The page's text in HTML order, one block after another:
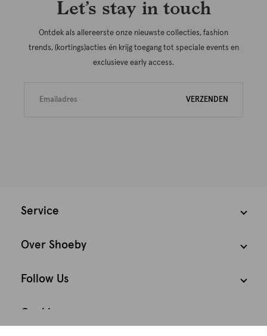
Let’s stay in touch
Ontdek als allereerste onze nieuwste collecties, fashion
trends, (kortings)acties én krijg toegang tot speciale events en
exclusieve early access.
VERZENDEN
Service
Over Shoeby
Follow Us